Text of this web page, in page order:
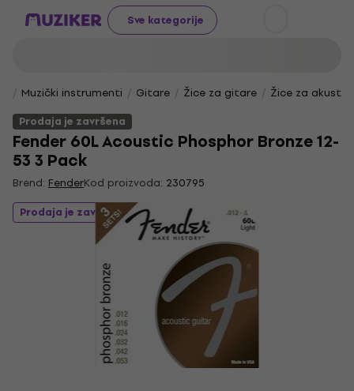
Sve kategorije
Muzički instrumenti Gitare Žice za gitare
Žice za
Prodaja je završena
Fender 60L Acoustic Phosphor Bronze 12-
53 3 Pack
Brend: FenderKod proizvoda: 230795
Prodaja je završena